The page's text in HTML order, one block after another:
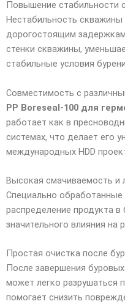
Повышение стабильности
Нестабильность
дорогостоящим
стенки скважины,
стабильные условия
Совместимость с
PP Boreseal-100 для
работает как в
системах, что делает его
международных HDD
Высокая смачиваемость и
Специально
распределение продукта
значительного влияния на
Простая очистка после
После завершения
может легко разрушаться
помогает снизить